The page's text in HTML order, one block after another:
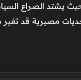
يشتد الصراع
مصيرية قد تغير